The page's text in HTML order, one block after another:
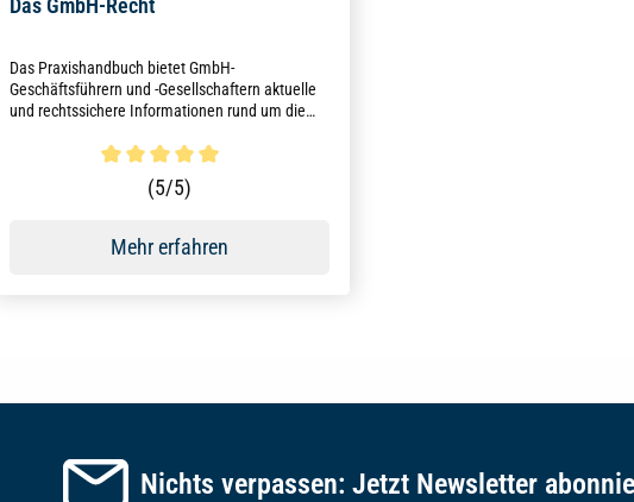
Das GmbH-Recht
Das Praxishandbuch bietet GmbH-
Geschäftsführern und -Gesellschaftern aktuelle
und rechtssichere Informationen rund um die
Vorlagen, Musterschreiben und -verträge
erleichtern dabei den Arbeitsalltag.
Durchschnittliche Bewertung von 5 von 5 Sternen
(5/5)
Mehr erfahren
Nichts verpassen: Jetzt Newsletter